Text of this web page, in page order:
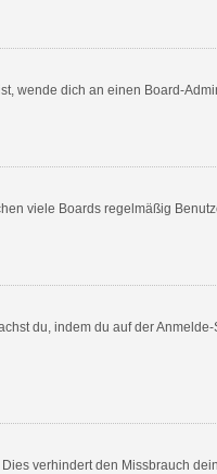
wende dich an einen Board-
viele Boards regelmäßig
du, indem du auf der
verhindert den Missbrauch